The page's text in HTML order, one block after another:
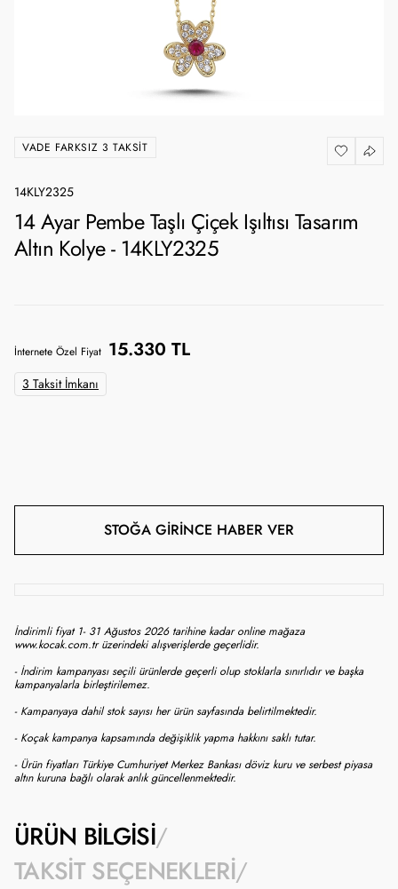
VADE FARKSIZ 3 TAKSIT
14KLY2325
14 Ayar Pembe Taşlı Çiçek Işıltısı Tasarım
Altın Kolye - 14KLY2325
İnternete Özel Fiyat 15.330 TL
3 Taksit İmkanı
STOĞA GIRINCE HABER VER
İndirimli fiyat 1- 31 Ağustos 2026 tarihine kadar online mağaza
www.kocak.com.tr üzerindeki alışverişlerde geçerlidir.
- İndirim kampanyası seçili ürünlerde geçerli olup stoklarla sınırlıdır ve başka
kampanyalarla birleştirilemez.
- Kampanyaya dahil stok sayısı her ürün sayfasında belirtilmektedir.
- Koçak kampanya kapsamında değişiklik yapma hakkını saklı tutar.
- Ürün fiyatları Türkiye Cumhuriyet Merkez Bankası döviz kuru ve serbest piyasa
altın kuruna bağlı olarak anlık güncellenmektedir.
ÜRÜN BILGISI
TAKSIT SEÇENEKLERI